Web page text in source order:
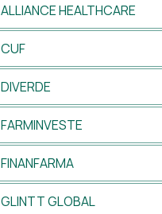
ALLIANCE HEALTHCARE
CUF
DIVERDE
FARMINVESTE
FINANFARMA
GLINTT GLOBAL